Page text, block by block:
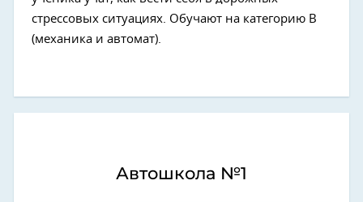
стрессовых ситуациях. Обучают на категорию В
(механика и автомат).
Автошкола №1